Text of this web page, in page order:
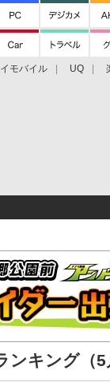
モバイル UQ
キング（5